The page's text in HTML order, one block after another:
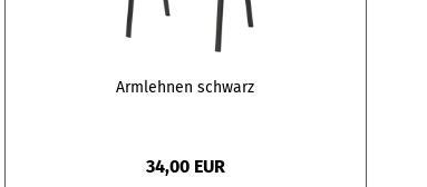
Armlehnen schwarz
34,00 EUR